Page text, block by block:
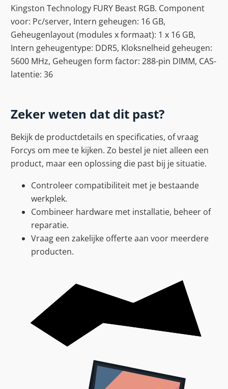
Kingston Technology FURY Beast RGB. Component
voor: Pc/server, Intern geheugen: 16 GB,
Geheugenlayout (modules x formaat): 1 x 16 GB,
Intern geheugentype: DDR5, Kloksnelheid geheugen:
5600 MHz, Geheugen form factor: 288-pin DIMM, CAS-
latentie: 36
Zeker weten dat dit past?
Bekijk de productdetails en specificaties, of vraag
Forcys om mee te kijken. Zo bestel je niet alleen een
product, maar een oplossing die past bij je situatie.
Controleer compatibiliteit met je bestaande
werkplek.
Combineer hardware met installatie, beheer of
reparatie.
Vraag een zakelijke offerte aan voor meerdere
producten.